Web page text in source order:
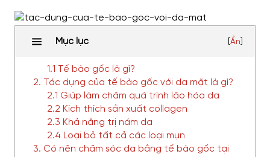
Mục lục Ẩn
1.1 Tế bào gốc là gì?
2. Tác dụng của tế bào gốc với da mặt là gì?
2.1 Giúp làm chậm quá trình lão hóa da
2.2 Kích thích sản xuất collagen
2.3 Khả năng trị nám da
2.4 Loại bỏ tất cả các loại mụn
3. Có nên chăm sóc da bằng tế bào gốc tại